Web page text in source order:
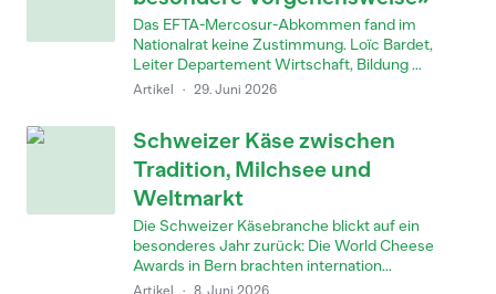
Das EFTA-Mercosur-Abkommen fand im
Nationalrat keine Zustimmung. Loïc Bardet,
Leiter Departement Wirtschaft, Bildung ...
Artikel · 29. Juni 2026
Schweizer Käse zwischen
Tradition, Milchsee und
Weltmarkt
Die Schweizer Käsebranche blickt auf ein
besonderes Jahr zurück: Die World Cheese
Awards in Bern brachten internation...
Artikel · 8. Juni 2026